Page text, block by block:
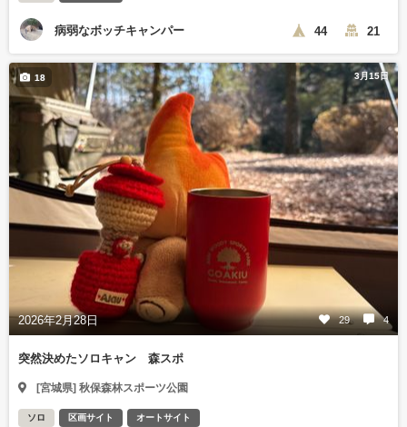
病弱なボッチキャンパー 44 21
3月15日
2026年2月28日 29 4
18
突然決めたソロキャン 森スポ
[宮城県] 秋保森林スポーツ公園
ソロ 区画サイト オートサイト